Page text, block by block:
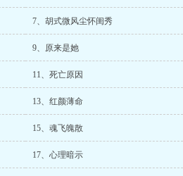
7、胡式微风尘怀闺秀
9、原来是她
11、死亡原因
13、红颜薄命
15、魂飞魄散
17、心理暗示